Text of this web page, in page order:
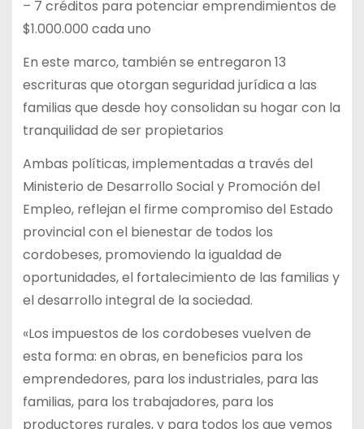
– 7 créditos para potenciar emprendimientos de
$1.000.000 cada uno
En este marco, también se entregaron 13
escrituras que otorgan seguridad jurídica a las
familias que desde hoy consolidan su hogar con la
tranquilidad de ser propietarios
Ambas políticas, implementadas a través del
Ministerio de Desarrollo Social y Promoción del
Empleo, reflejan el firme compromiso del Estado
provincial con el bienestar de todos los
cordobeses, promoviendo la igualdad de
oportunidades, el fortalecimiento de las familias y
el desarrollo integral de la sociedad.
«Los impuestos de los cordobeses vuelven de
esta forma: en obras, en beneficios para los
emprendedores, para los industriales, para las
familias, para los trabajadores, para los
productores rurales, y para todos los que vemos